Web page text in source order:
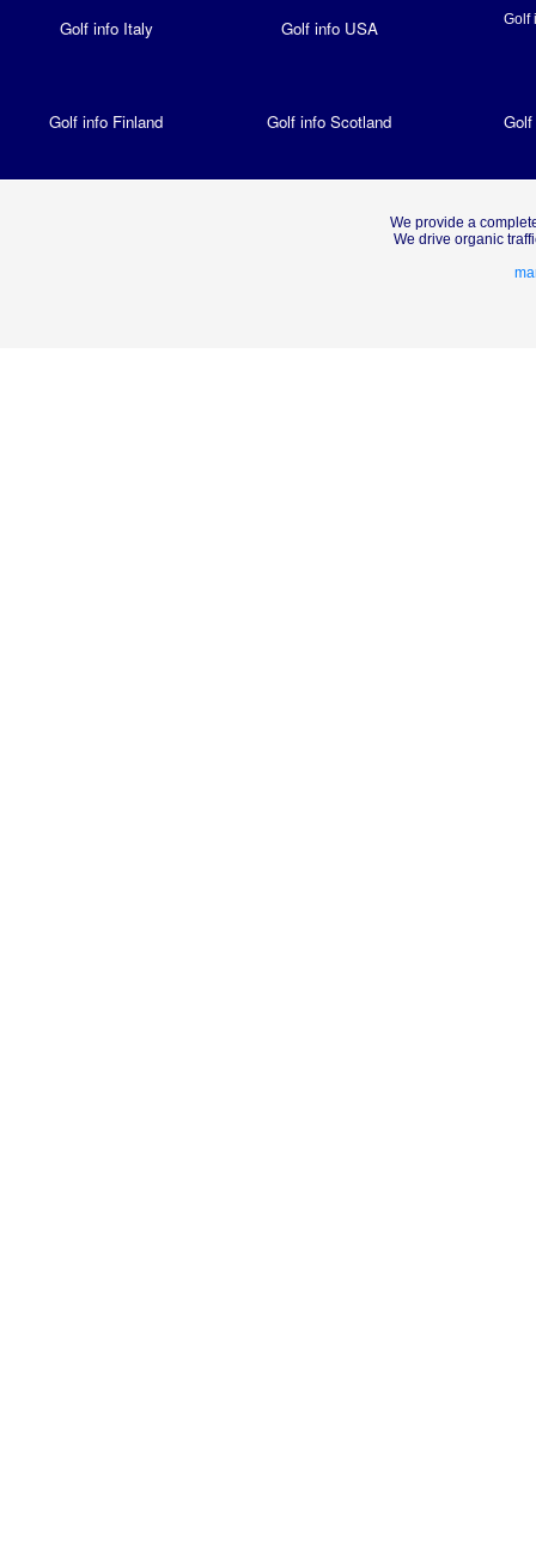
Golf info Italy Golf info USA Golf
Golf info Finland Golf info Scotland
We provide a
We drive organic